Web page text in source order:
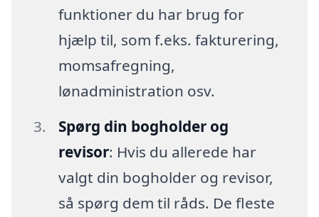
funktioner du har brug for
hjælp til, som f.eks. fakturering,
momsafregning,
lønadministration osv.
Spørg din bogholder og
revisor: Hvis du allerede har
valgt din bogholder og revisor,
så spørg dem til råds. De fleste